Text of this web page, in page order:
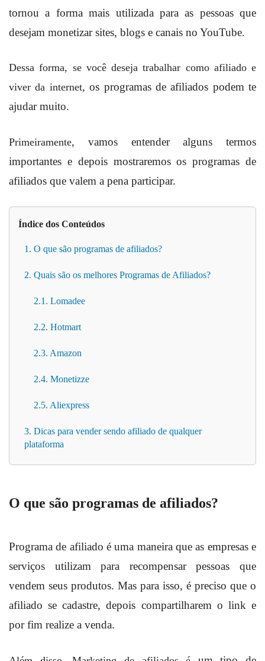
tornou a forma mais utilizada para as pessoas que
desejam monetizar sites, blogs e canais no YouTube.
Dessa forma, se você deseja trabalhar como afiliado e
viver da internet, os programas de afiliados podem te
ajudar muito.
Primeiramente,
vamos entender alguns termos
importantes e depois mostraremos os programas de
afiliados que valem a pena participar.
Índice dos Conteúdos
1. O que são programas de afiliados?
2. Quais são os melhores Programas de Afiliados?
2.1. Lomadee
2.2. Hotmart
2.3. Amazon
2.4. Monetizze
2.5. Aliexpress
3. Dicas para vender sendo afiliado de qualquer
plataforma
O que são programas de afiliados?
Programa de afiliado é uma maneira que as empresas e
serviços utilizam para recompensar pessoas que
vendem seus produtos. Mas para isso, é preciso que o
afiliado se cadastre, depois compartilharem o link e
por fim realize a venda.